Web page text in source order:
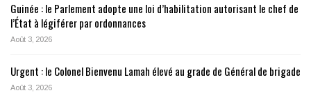
Guinée : le Parlement adopte une loi d’habilitation autorisant le chef de
l’État à légiférer par ordonnances
Août 3, 2026
Urgent : le Colonel Bienvenu Lamah élevé au grade de Général de brigade
Août 3, 2026